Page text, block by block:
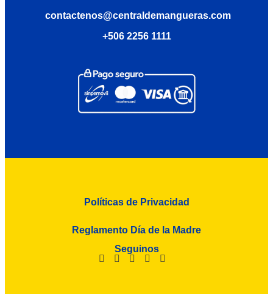
contactenos@centraldemangueras.com
+506 2256 1111
Políticas de Privacidad
Reglamento Día de la Madre
Seguinos